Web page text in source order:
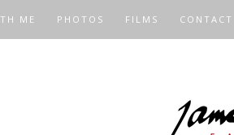
ME PHOTOS FILMS CONTACT